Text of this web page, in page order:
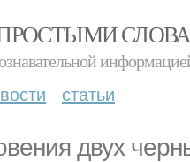
статьи
двух